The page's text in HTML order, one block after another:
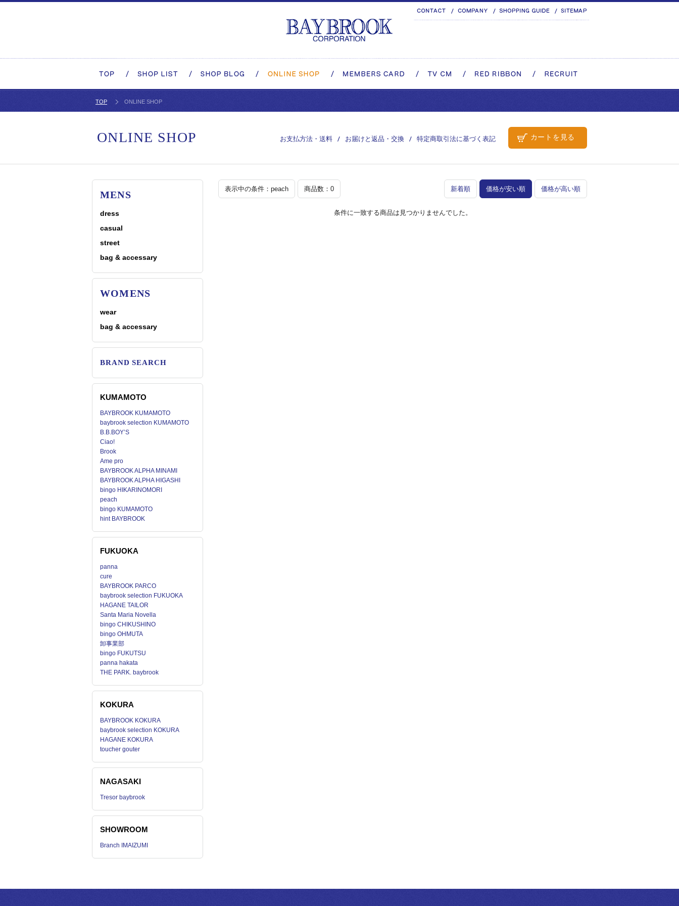
TOP ONLINE SHOP
ONLINE SHOP お支払方法・送料 お届けと返品・交換 特定商取引法に基づく表記 カートを見る
MENS
dress
casual
street
bag & accessary
WOMENS
wear
bag & accessary
BRAND SEARCH
KUMAMOTO
BAYBROOK KUMAMOTO
baybrook selection KUMAMOTO
B.B.BOY’S
Ciao!
Brook
Ame pro
BAYBROOK ALPHA MINAMI
BAYBROOK ALPHA HIGASHI
bingo HIKARINOMORI
peach
bingo KUMAMOTO
hint BAYBROOK
FUKUOKA
panna
cure
BAYBROOK PARCO
baybrook selection FUKUOKA
HAGANE TAILOR
Santa Maria Novella
bingo CHIKUSHINO
bingo OHMUTA
卸事業部
bingo FUKUTSU
panna hakata
THE PARK. baybrook
KOKURA
BAYBROOK KOKURA
baybrook selection KOKURA
HAGANE KOKURA
toucher gouter
NAGASAKI
Tresor baybrook
SHOWROOM
Branch IMAIZUMI
新着順 価格が安い順 価格が高い順
表示中の条件：peach 商品数：0
条件に一致する商品は見つかりませんでした。